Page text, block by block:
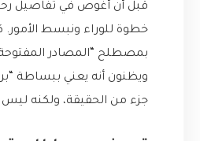
قبل أن أغوص في تفاصيل
خطوة للوراء ونبسط
ويظنون أنه يعني ببساطة
جزء من الحقيقة، ولكنه ليس